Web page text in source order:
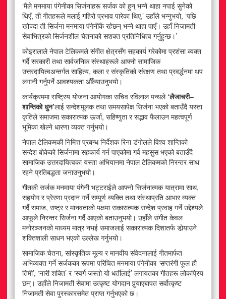
‘मैले मनमाया पंगेनीका सिर्जनाहरू सर्जक को हुन् भन्ने थाहा नपाई सुनेको
थिएँ, ती गीतहरूले मलाई गहिरो प्रभाव पारेका थिए,’ उहाँले भन्नुभयो, ‘पछि
खोज्दा ती सिर्जना मनमाया पंगेनीकै रहेछन् भन्ने थाहा पाएँ। उहाँ निजामती
सेवाभित्रको सिर्जनशील चेतनाको सशक्त प्रतिनिधित्व गर्नुहुन्छ।’
कोइरालाले नेपाल टेलिकमले संगीत क्षेत्रसँग सहकार्य गरेकोमा प्रशंसा व्यक्त
गर्दै सरकारी तथा सार्वजनिक संस्थाहरूले आफ्नो सामाजिक
उत्तरदायित्वअन्तर्गत साहित्य, कला र संस्कृतिको संरक्षण तथा प्रवर्द्धनमा थप
लगानी गर्नुपर्ने आवश्यकता औँल्याउनुभयो।
कार्यक्रममा राष्ट्रिय योजना आयोगका सचिव रविलाल पन्थले‘लैजाचरी–
शान्तिको धुन’लाई सन्देशमूलक तथा समयसापेक्ष सिर्जना भएको बताउँदै यस्ता
कृतिले समाजमा सकारात्मक ऊर्जा, सहिष्णुता र सद्भाव फैलाउन महत्वपूर्ण
भूमिका खेल्ने धारणा व्यक्त गर्नुभयो।
नेपाल टेलिकमकी निमित्त प्रबन्ध निर्देशक रिना डंगोलले विश्व शान्तिको
सन्देश बोकेको सिर्जनामा सहकार्य गर्न पाएकोमा गर्व महसुस भएको बताउँदै
सामाजिक उत्तरदायित्वका यस्ता अभियानमा नेपाल टेलिकमको निरन्तर साथ
रहने प्रतिबद्धता जनाउनुभयो।
गीतकी सर्जक मनमाया पंगेनी भट्टराईले आफ्नो सिर्जनात्मक यात्रामा साथ,
सहयोग र प्रेरणा प्रदान गर्ने सम्पूर्ण व्यक्ति तथा संस्थाप्रति आभार व्यक्त
गर्दै समाज, राष्ट्र र मानवताको पक्षमा सकारात्मक सन्देश प्रवाह गर्ने उद्देश्यले
आफूले निरन्तर सिर्जना गर्दै आएको बताउनुभयो। उहाँले संगीत केवल
मनोरञ्जनको माध्यम मात्र नभई समाजलाई सकारात्मक दिशातर्फ डोर्‍याउने
शक्तिशाली साधन भएको उल्लेख गर्नुभयो।
सामाजिक चेतना, सांस्कृतिक मूल्य र मानवीय संवेदनालाई गीतमार्फत
अभिव्यक्त गर्ने सर्जकका रूपमा परिचित मनमाया पंगेनीका ‘सप्तरंगी फूल हौ
तिमी’, ‘नारी शक्ति’ र ‘स्वर्ग जस्तो यो धर्तीलाई’ लगायतका गीतहरू लोकप्रिय
छन्। उहाँले निजामती सेवामा उत्कृष्ट योगदान पुर्‍याएबापत सर्वोत्कृष्ट
निजामती सेवा पुरस्कारसमेत प्राप्त गर्नुभएको छ।